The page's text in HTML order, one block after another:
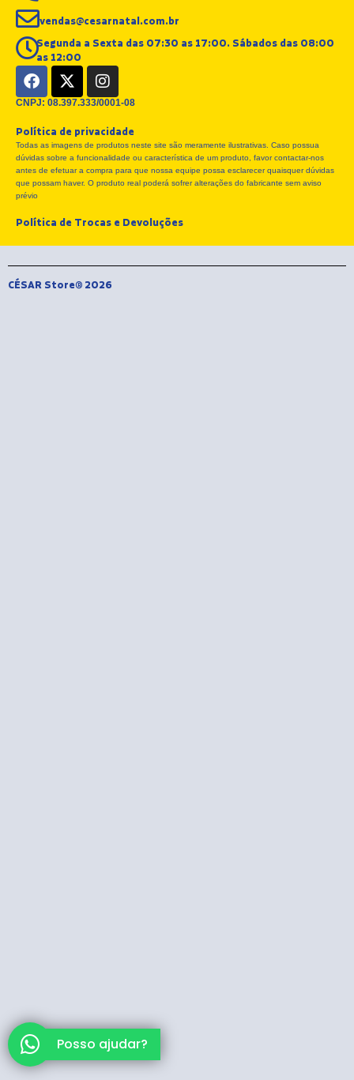
vendas@cesarnatal.com.br
Segunda a Sexta das 07:30 as 17:00. Sábados das 08:00
as 12:00
F
a
c
b
o
o
k
X
-
t
i
t
t
e
I
n
s
a
g
r
a
CNPJ: 08.397.333/0001-08
Política de privacidade
Todas as imagens de produtos neste site são meramente ilustrativas. Caso possua
dúvidas sobre a funcionalidade ou característica de um produto, favor contactar-nos
antes de efetuar a compra para que nossa equipe possa esclarecer quaisquer dúvidas
que possam haver. O produto real poderá sofrer alterações do fabricante sem aviso
prévio
Política de Trocas e Devoluções
CÉSAR Store® 2026
Posso ajudar?